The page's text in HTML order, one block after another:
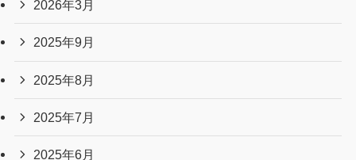
2026年3月
2025年9月
2025年8月
2025年7月
2025年6月